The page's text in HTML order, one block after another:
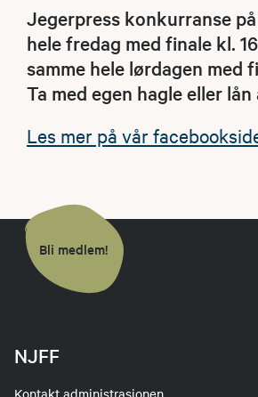
Jegerpress konkurranse
hele fredag med finale kl.
samme hele lørdagen med
Ta med egen hagle eller lån
Les mer på vår
Bli medlem!
NJFF
Kontakt administrasjonen